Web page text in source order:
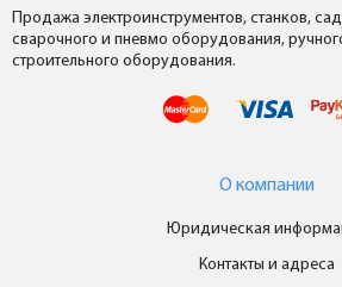
Продажа электроинструментов, станков,
сварочного и пневмо оборудования,
строительного оборудования.
О компании
Юридическая
Контакты и адреса